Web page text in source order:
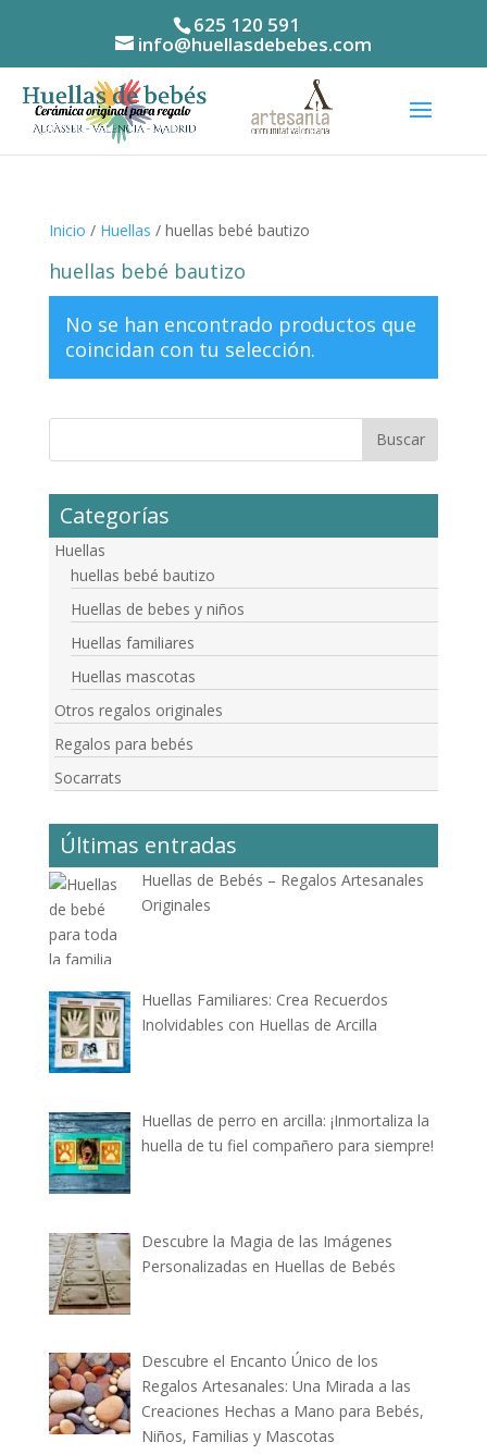
625 120 591
info@huellasdebebes.com
Inicio / Huellas / huellas bebé bautizo
huellas bebé bautizo
No se han encontrado productos que
coincidan con tu selección.
Categorías
Huellas
huellas bebé bautizo
Huellas de bebes y niños
Huellas familiares
Huellas mascotas
Otros regalos originales
Regalos para bebés
Socarrats
Últimas entradas
Huellas de Bebés – Regalos Artesanales
Originales
Huellas Familiares: Crea Recuerdos
Inolvidables con Huellas de Arcilla
Huellas de perro en arcilla: ¡Inmortaliza la
huella de tu fiel compañero para siempre!
Descubre la Magia de las Imágenes
Personalizadas en Huellas de Bebés
Descubre el Encanto Único de los
Regalos Artesanales: Una Mirada a las
Creaciones Hechas a Mano para Bebés,
Niños, Familias y Mascotas